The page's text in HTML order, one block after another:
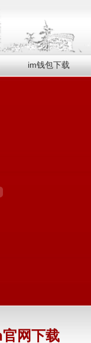
im钱包下载
网下载